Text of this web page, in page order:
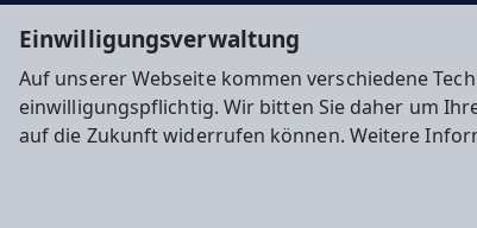
Einwilligungsverwaltung
Auf unserer Webseite kommen verschiedene
einwilligungspflichtig. Wir bitten Sie daher um
auf die Zukunft widerrufen können. Weitere